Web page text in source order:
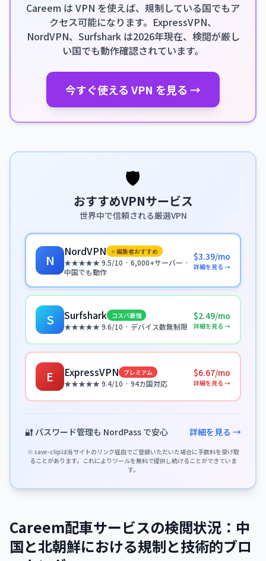
Careem は VPN を使えば、規制している国でもア
クセス可能になります。ExpressVPN、
NordVPN、Surfshark は2026年現在、検閲が厳し
い国でも動作確認されています。
今すぐ使える VPN を見る →
🛡️
おすすめVPNサービス
世界中で信頼される厳選VPN
N
NordVPN ⭐ 編集者おすすめ
★★★★★ 9.5/10 · 6,000+サーバー ·
中国でも動作
$3.39/mo
詳細を見る →
S Surfshark コスパ最強
★★★★★ 9.6/10 · デバイス数無制限
$2.49/mo
詳細を見る →
E ExpressVPN プレミアム
★★★★★ 9.4/10 · 94カ国対応
$6.67/mo
詳細を見る →
🔐 パスワード管理も NordPass で安心 詳細を見る →
※ save-clipは当サイトのリンク経由でご登録いただいた場合に手数料を受け取
ることがあります。これによりツールを無料で提供し続けることができていま
す。
Careem配車サービスの検閲状況：中
国と北朝鮮における規制と技術的ブロ